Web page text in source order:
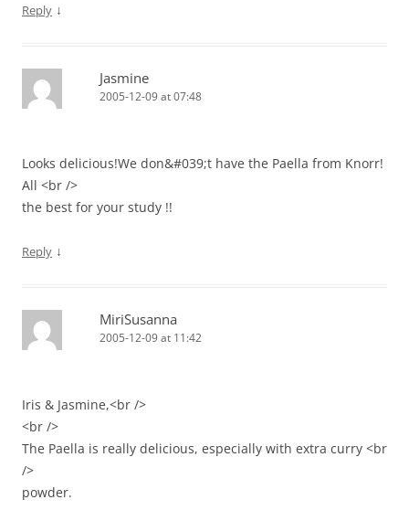
Reply ↓
Jasmine
2005-12-09 at 07:48
Looks delicious!We don&#039;t have the Paella from Knorr!
All <br />
the best for your study !!
Reply ↓
MiriSusanna
2005-12-09 at 11:42
Iris & Jasmine,<br />
<br />
The Paella is really delicious, especially with extra curry <br
/>
powder.